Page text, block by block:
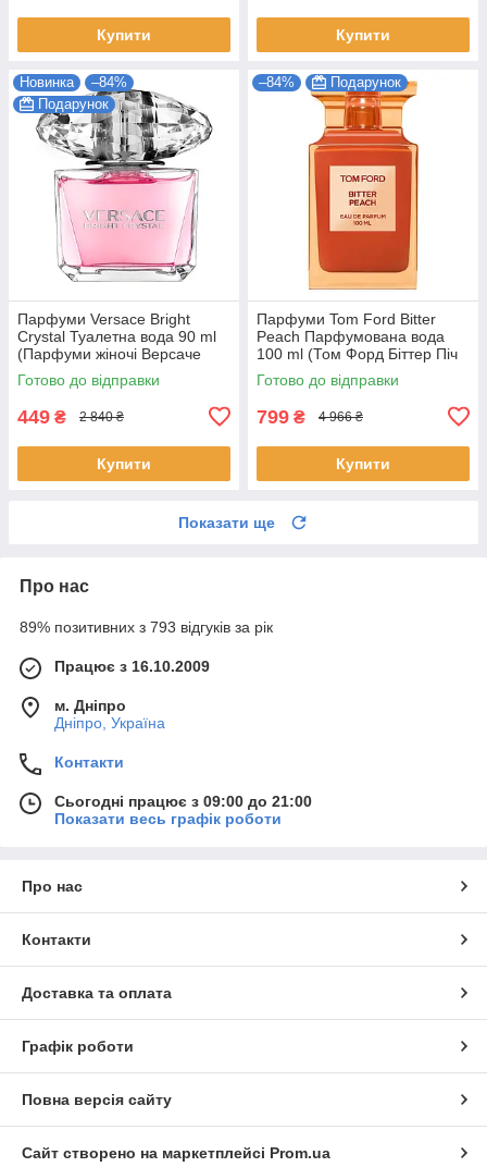
Купити Купити
Новинка
–84%
Подарунок
Парфуми Versace Bright
Crystal Туалетна вода 90 ml
(Парфуми жіночі Версаче
Брайт Крістал Парфуми)
Готово до відправки
449 ₴ 2 840 ₴
Купити
–84% Подарунок
Парфуми Tom Ford Bitter
Peach Парфумована вода
100 ml (Том Форд Біттер Піч
bitter peach tom ford)
Готово до відправки
799 ₴ 4 966 ₴
Купити
Показати ще
Про нас
89% позитивних з 793 відгуків за рік
Працює з 16.10.2009
м. Дніпро
Дніпро, Україна
Контакти
Сьогодні працює з 09:00 до 21:00
Показати весь графік роботи
Про нас
Контакти
Доставка та оплата
Графік роботи
Повна версія сайту
Сайт створено на маркетплейсі Prom.ua